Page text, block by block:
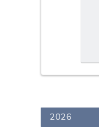
2026